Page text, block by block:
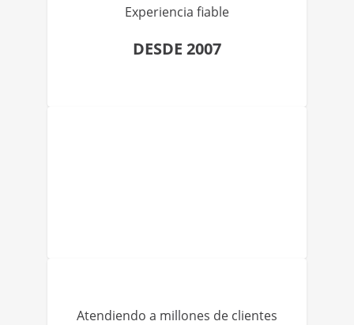
Experiencia fiable
DESDE 2007
Atendiendo a millones de clientes